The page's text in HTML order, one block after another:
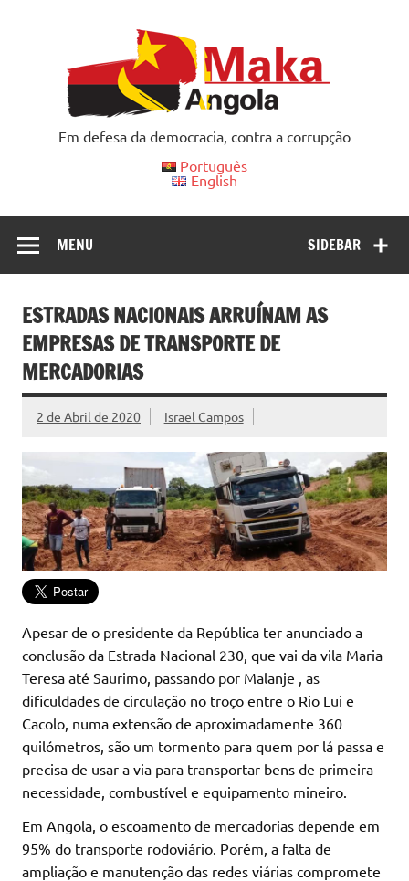
Em defesa da democracia, contra a corrupção
Português
English
SIDEBAR
MENU
ESTRADAS NACIONAIS ARRUÍNAM AS
EMPRESAS DE TRANSPORTE DE
MERCADORIAS
2 de Abril de 2020 Israel Campos
Apesar de o presidente da República ter anunciado a
conclusão da Estrada Nacional 230, que vai da vila Maria
Teresa até Saurimo, passando por Malanje , as
dificuldades de circulação no troço entre o Rio Lui e
Cacolo, numa extensão de aproximadamente 360
quilómetros, são um tormento para quem por lá passa e
precisa de usar a via para transportar bens de primeira
necessidade, combustível e equipamento mineiro.
Em Angola, o escoamento de mercadorias depende em
95% do transporte rodoviário. Porém, a falta de
ampliação e manutenção das redes viárias compromete